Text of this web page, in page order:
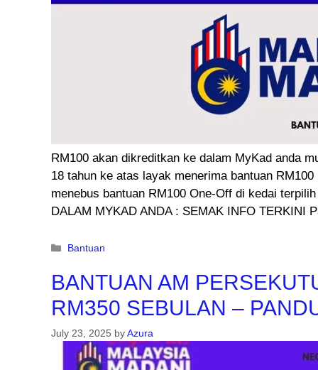
RM100 akan dikreditkan ke dalam MyKad anda
18 tahun ke atas layak menerima bantuan
menebus bantuan RM100 One-Off di kedai
DALAM MYKAD ANDA : SEMAK INFO TERKINI
Categories
Bantuan
BANTUAN AM
RM350 SEBULAN –
July 23, 2025 byAzura